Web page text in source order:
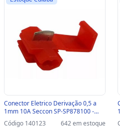
Conector Eletrico Derivação 0,5 a
1mm 10A Seccon SP-SP878100 -
Unitário - SP-SP878100
Código 140123 642 em estoque